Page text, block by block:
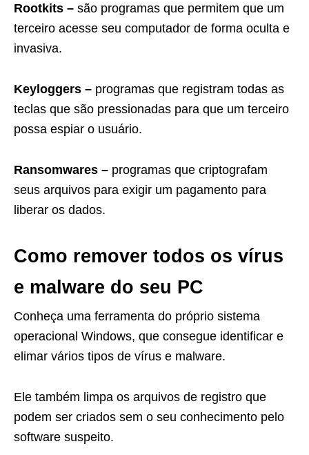
Rootkits – são programas que permitem que um
terceiro acesse seu computador de forma oculta e
invasiva.
Keyloggers – programas que registram todas as
tecl as que são pressionadas para que um terceiro
possa espiar o usuário.
Ransomwares – programas que criptografam
seus arquivos para exigir um pagamento para
liberar os dados.
Como remover todos os vírus
e malware do seu PC
Conheça uma ferramenta do próprio sistema
operacional Windows, que consegue identificar e
elimar vários tipos de vírus e malware.
Ele também limpa os arquivos de registro que
podem ser criados sem o seu conhecimento pel o
software suspeito.